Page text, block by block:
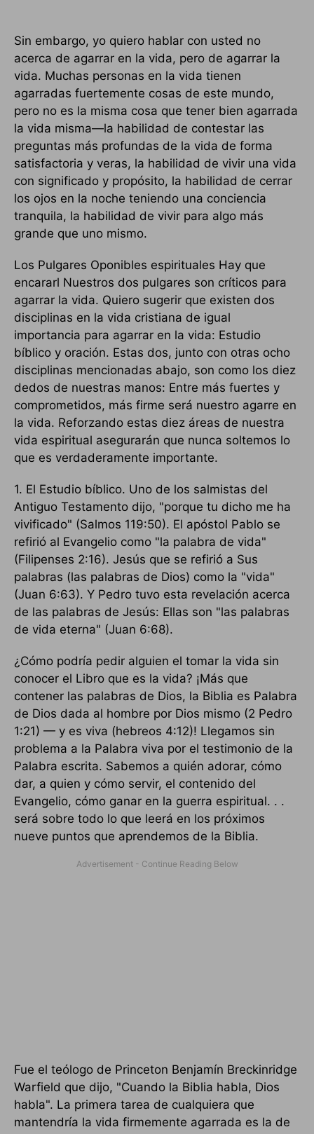
Sin embargo, yo quiero hablar con usted no
acerca de agarrar en la vida, pero de agarrar la
vida. Muchas personas en la vida tienen
agarradas fuertemente cosas de este mundo,
pero no es la misma cosa que tener bien agarrada
la vida misma—la habilidad de contestar las
preguntas más profundas de la vida de forma
satisfactoria y veras, la habilidad de vivir una vida
con significado y propósito, la habilidad de cerrar
los ojos en la noche teniendo una conciencia
tranquila, la habilidad de vivir para algo más
grande que uno mismo.
Los Pulgares Oponibles espirituales Hay que
encararl Nuestros dos pulgares son críticos para
agarrar la vida. Quiero sugerir que existen dos
disciplinas en la vida cristiana de igual
importancia para agarrar en la vida: Estudio
bíblico y oración. Estas dos, junto con otras ocho
disciplinas mencionadas abajo, son como los diez
dedos de nuestras manos: Entre más fuertes y
comprometidos, más firme será nuestro agarre en
la vida. Reforzando estas diez áreas de nuestra
vida espiritual asegurarán que nunca soltemos lo
que es verdaderamente importante.
1. El Estudio bíblico. Uno de los salmistas del
Antiguo Testamento dijo, "porque tu dicho me ha
vivificado" (Salmos 119:50). El apóstol Pablo se
refirió al Evangelio como "la palabra de vida"
(Filipenses 2:16). Jesús que se refirió a Sus
palabras (las palabras de Dios) como la "vida"
(Juan 6:63). Y Pedro tuvo esta revelación acerca
de las palabras de Jesús: Ellas son "las palabras
de vida eterna" (Juan 6:68).
¿Cómo podría pedir alguien el tomar la vida sin
conocer el Libro que es la vida? ¡Más que
contener las palabras de Dios, la Biblia es Palabra
de Dios dada al hombre por Dios mismo (2 Pedro
1:21) — y es viva (hebreos 4:12)! Llegamos sin
problema a la Palabra viva por el testimonio de la
Palabra escrita. Sabemos a quién adorar, cómo
dar, a quien y cómo servir, el contenido del
Evangelio, cómo ganar en la guerra espiritual. . .
será sobre todo lo que leerá en los próximos
nueve puntos que aprendemos de la Biblia.
Fue el teólogo de Princeton Benjamín Breckinridge
Warfield que dijo, "Cuando la Biblia habla, Dios
habla". La primera tarea de cualquiera que
mantendría la vida firmemente agarrada es la de